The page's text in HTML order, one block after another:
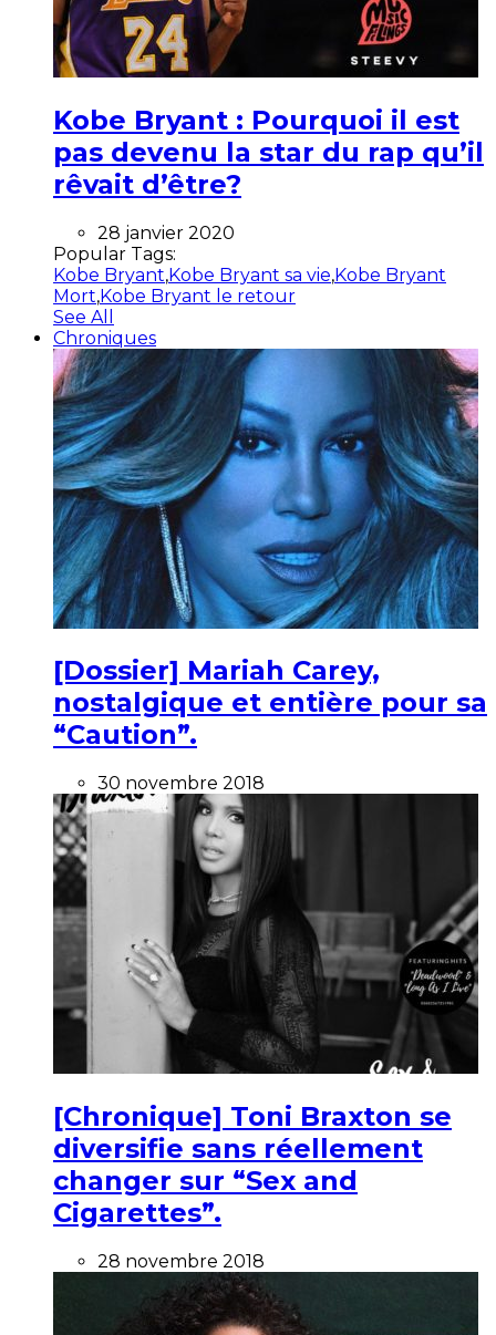
Kobe Bryant : Pourquoi il est
pas devenu la star du rap qu’il
rêvait d’être?
28 janvier 2020
Popular Tags:
Kobe Bryant,Kobe Bryant sa vie,Kobe Bryant
Mort,Kobe Bryant le retour
See All
Chroniques
[Dossier] Mariah Carey,
nostalgique et entière pour sa
“Caution”.
30 novembre 2018
[Chronique] Toni Braxton se
diversifie sans réellement
changer sur “Sex and
Cigarettes”.
28 novembre 2018